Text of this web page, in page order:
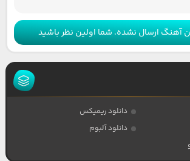
آهنگ ارسال نشده، شما اولین نظر باشید
دانلود ریمیکس
دانلود آلبوم